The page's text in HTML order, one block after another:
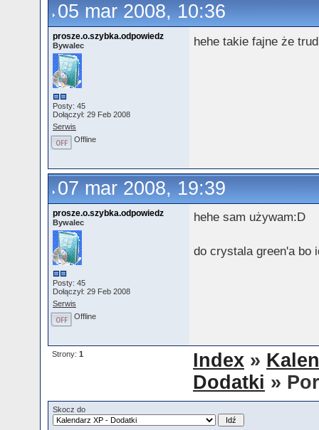
05 mar 2008, 10:36
prosze.o.szybka.odpowiedz
Bywalec
Posty: 45
Dołączył: 29 Feb 2008
Serwis
hehe takie fajne że
Offline
07 mar 2008, 19:39
prosze.o.szybka.odpowiedz
Bywalec
Posty: 45
Dołączył: 29 Feb 2008
Serwis
hehe sam używam:D
do crystala green'a bo
Offline
Strony: 1 Index »
Dodatki »
Skocz do